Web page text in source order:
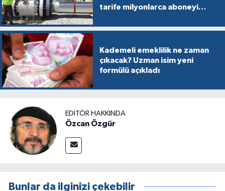
tarife milyonlarca aboneyi
Kademeli emeklilik ne zaman
çıkacak? Uzman isim yeni
formülü açıkladı
EDITÖR HAKKINDA
Özcan Özgür
Bunlar da ilginizi çekebilir